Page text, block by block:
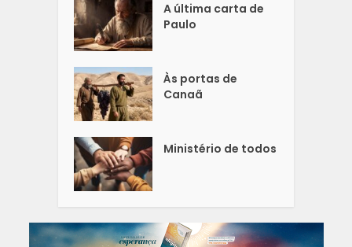
A última carta de
Paulo
Às portas de
Canaã
Ministério de todos